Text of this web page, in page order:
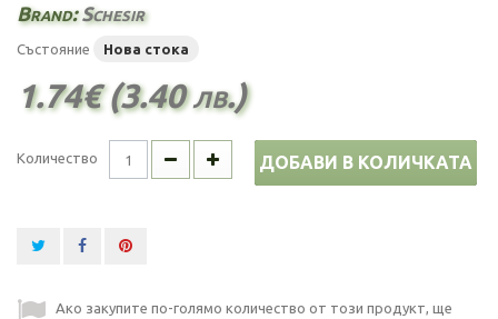
Brand:Schesir
Състояние Нова стока
1.74€ (3.40 лв.)
Количество ДОБАВИ В КОЛИЧКАТА
Ако закупите по-голямо количество от този продукт, ще